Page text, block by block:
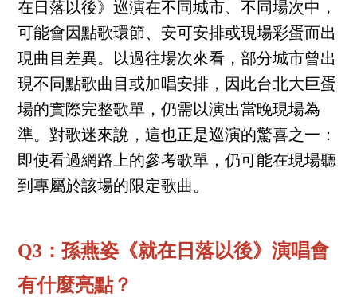
在日落以後》巡演在不同城市、不同場次中，
可能會因點歌環節、安可安排或現場彩蛋而出
現曲目差異。以過往場次來看，部分城市曾出
現不同點歌曲目或加唱安排，因此台北大巨蛋
場的實際完整歌單，仍需以演出當晚現場為
準。對歌迷來說，這也正是巡演的驚喜之一：
即使看過網路上的參考歌單，仍可能在現場聽
到專屬於該場的限定歌曲。
Q3：孫燕姿《就在日落以後》演唱會
有什麼亮點？